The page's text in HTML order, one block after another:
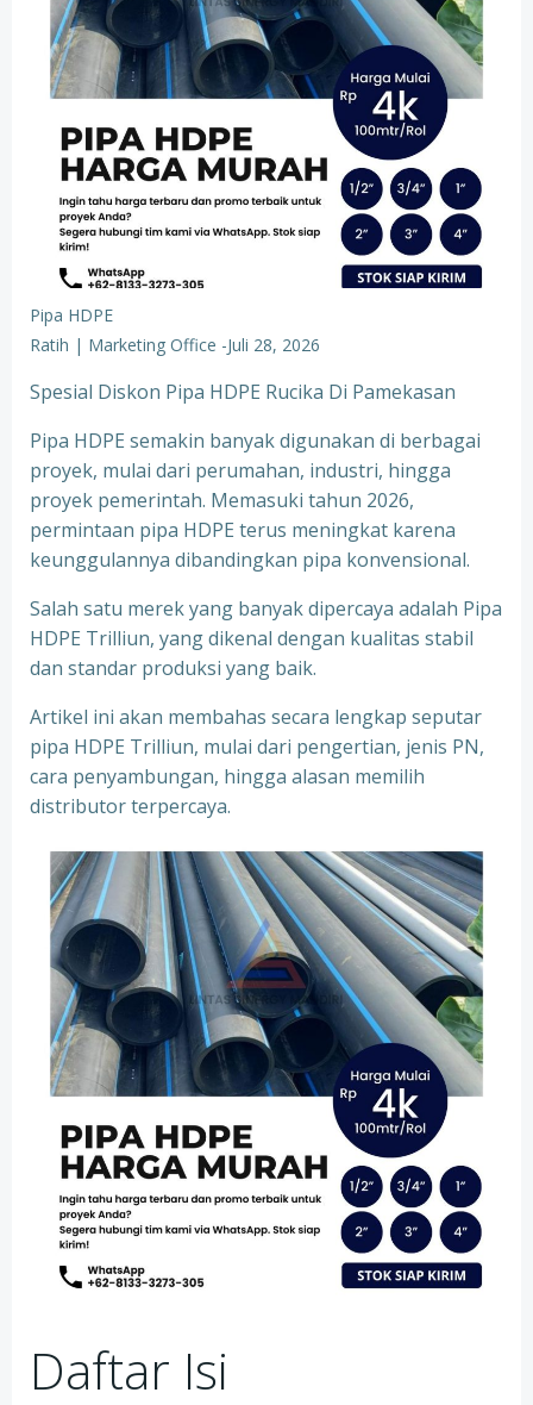
Pipa HDPE
Ratih | Marketing Office -Juli 28, 2026
Spesial Diskon Pipa HDPE Rucika Di Pamekasan
Pipa HDPE semakin banyak digunakan di berbagai
proyek, mulai dari perumahan, industri, hingga
proyek pemerintah. Memasuki tahun 2026,
permintaan pipa HDPE terus meningkat karena
keunggulannya dibandingkan pipa konvensional.
Salah satu merek yang banyak dipercaya adalah Pipa
HDPE Trilliun, yang dikenal dengan kualitas stabil
dan standar produksi yang baik.
Artikel ini akan membahas secara lengkap seputar
pipa HDPE Trilliun, mulai dari pengertian, jenis PN,
cara penyambungan, hingga alasan memilih
distributor terpercaya.
Daftar Isi